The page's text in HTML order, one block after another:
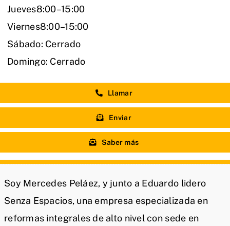
Soy Mercedes Peláez, y junto a Eduardo lidero
Senza Espacios, una empresa especializada en
reformas integrales de alto nivel con sede en
Jueves8:00–15:00
Viernes8:00–15:00
Sábado: Cerrado
Domingo: Cerrado
Llamar
Enviar
Saber más